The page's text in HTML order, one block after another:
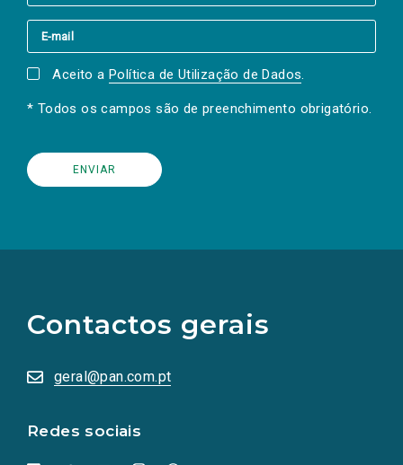
Aceito a Política de Utilização de Dados.
* Todos os campos são de preenchimento obrigatório.
Contactos gerais
geral@pan.com.pt
Redes sociais
redes
sociais
numa
nova